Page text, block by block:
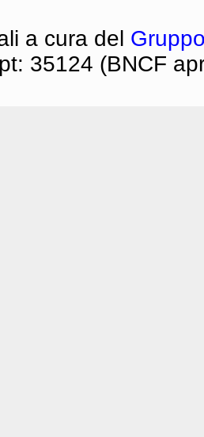
a cura del
35124 (BNCF